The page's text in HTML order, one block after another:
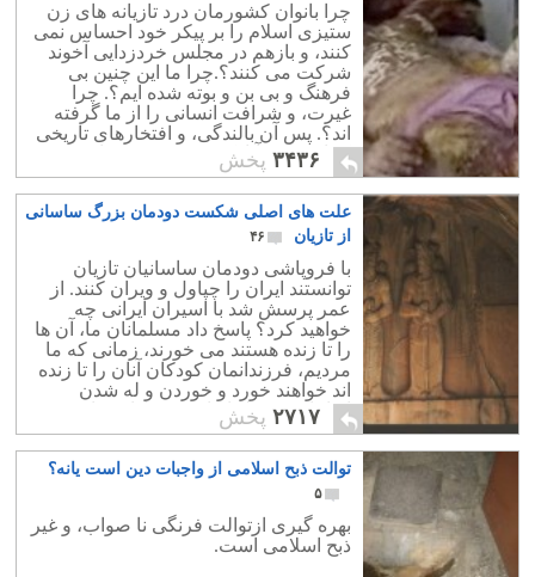
چرا بانوان کشورمان درد تازیانه های زن
ستیزی اسلام را بر پیکر خود احساس نمی
کنند، و بازهم در مجلس خردزدایی آخوند
شرکت می کنند؟.چرا ما این چنین بی
فرهنگ و بی بن و بوته شده ایم؟. چرا
غیرت، و شرافت انسانی را از ما گرفته
اند؟. پس آن بالندگی، و افتخارهای تاریخی
کجا رفت؟. آیا یک جو غیرت در ما وجود
دارد؟.
۳۴۳۶ پخش
علت های اصلی شکست دودمان بزرگ ساسانی
از تازیان
۴۶
با فروپاشی دودمان ساسانیان تازیان
توانستند ایران را چپاول و ویران کنند. از
عمر پرسش شد با اسیران ایرانی چه
خواهید کرد؟ پاسخ داد مسلمانان ما، آن ها
را تا زنده هستند می خورند، زمانی که ما
مردیم، فرزندانمان کودکان آنان را تا زنده
اند خواهند خورد و خوردن و له شدن
ایرانیان توسط تازیان هنوز ادامه دارد.
۲۷۱۷ پخش
توالت ذبح اسلامی از واجبات دین است یانه؟
۵
بهره گیری ازتوالت فرنگی نا صواب، و غیر
ذبح اسلامی است.